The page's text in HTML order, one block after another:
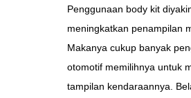
Penggunaan body kit
meningkatkan penampilan
Makanya cukup banyak
otomotif memilihnya untuk
tampilan kendaraannya.